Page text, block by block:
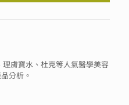
膚寶水、杜克等人氣醫學美容
分析。